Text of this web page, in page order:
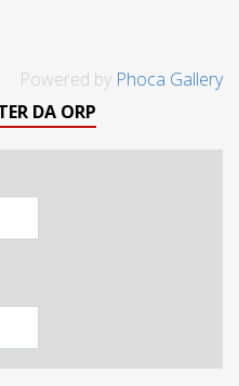
Powered by Phoca Gallery
DA ORP